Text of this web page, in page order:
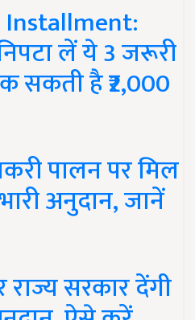
Installment:
लें ये 3 जरूरी
सकती है ₹2,000
पालन पर मिल
अनुदान, जानें
राज्य सरकार देंगी